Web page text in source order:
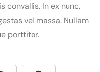
convallis. In ex nunc,
vel massa. Nullam
porttitor.